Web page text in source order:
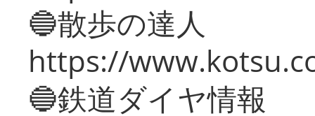
🔵散歩の達人
https://
🔵鉄道ダイヤ情報